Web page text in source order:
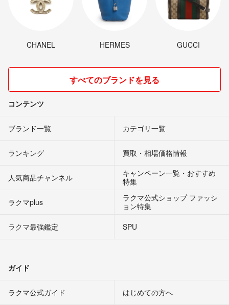
CHANEL HERMES GUCCI
すべてのブランドを見る
コンテンツ
ブランド一覧 カテゴリ一覧
ランキング 買取・相場価格情報
人気商品チャンネル
キャンペーン一覧・おすすめ
特集
ラクマplus
ラクマ公式ショップ ファッシ
ョン特集
ラクマ最強鑑定
SPU
ガイド
ラクマ公式ガイド はじめての方へ